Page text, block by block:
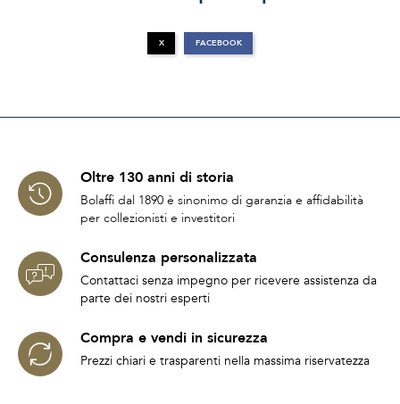
X FACEBOOK
Oltre 130 anni di storia
Bolaffi dal 1890 è sinonimo di garanzia e affidabilità
per collezionisti e investitori
Consulenza personalizzata
Contattaci senza impegno per ricevere assistenza da
parte dei nostri esperti
Compra e vendi in sicurezza
Prezzi chiari e trasparenti nella massima riservatezza